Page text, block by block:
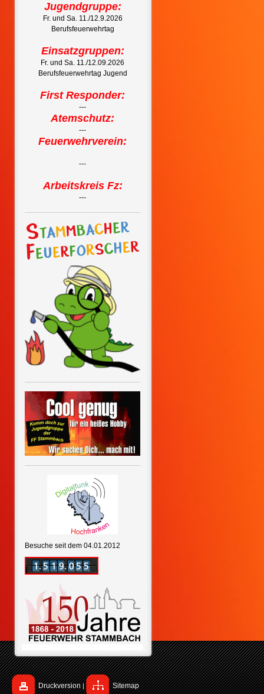
Jugendgruppe:
Fr. und Sa. 11./12.9.2026
Berufsfeuerwehrtag
Einsatzgruppen:
Fr. und Sa. 11./12.09.2026
Berufsfeuerwehrtag Jugend
First Responder:
---
Atemschutz:
---
Feuerwehrverein:
---
Arbeitskreis Fz:
---
Besuche seit dem 04.01.2012
Druckversion | Sitemap